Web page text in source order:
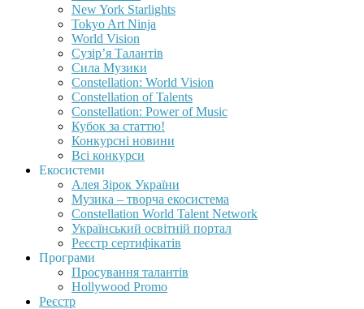
New York Starlights
Tokyo Art Ninja
World Vision
Сузір’я Талантів
Сила Музики
Constellation: World Vision
Constellation of Talents
Constellation: Power of Music
Кубок за статтю!
Конкурсні новини
Всі конкурси
Екосистеми
Алея Зірок України
Музика – творча екосистема
Constellation World Talent Network
Український освітній портал
Реєстр сертифікатів
Програми
Просування талантів
Hollywood Promo
Реєстр